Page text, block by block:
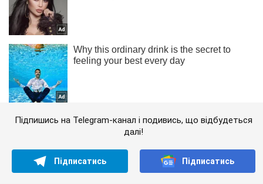
Підпишись на Telegram-канал і подивись, що відбудеться
далі!
Підписатись Підписатись